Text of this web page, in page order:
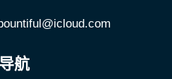
导航